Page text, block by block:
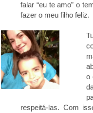
falar “eu te amo” o
fazer o meu filho feliz.
o
respeitá-las. Com